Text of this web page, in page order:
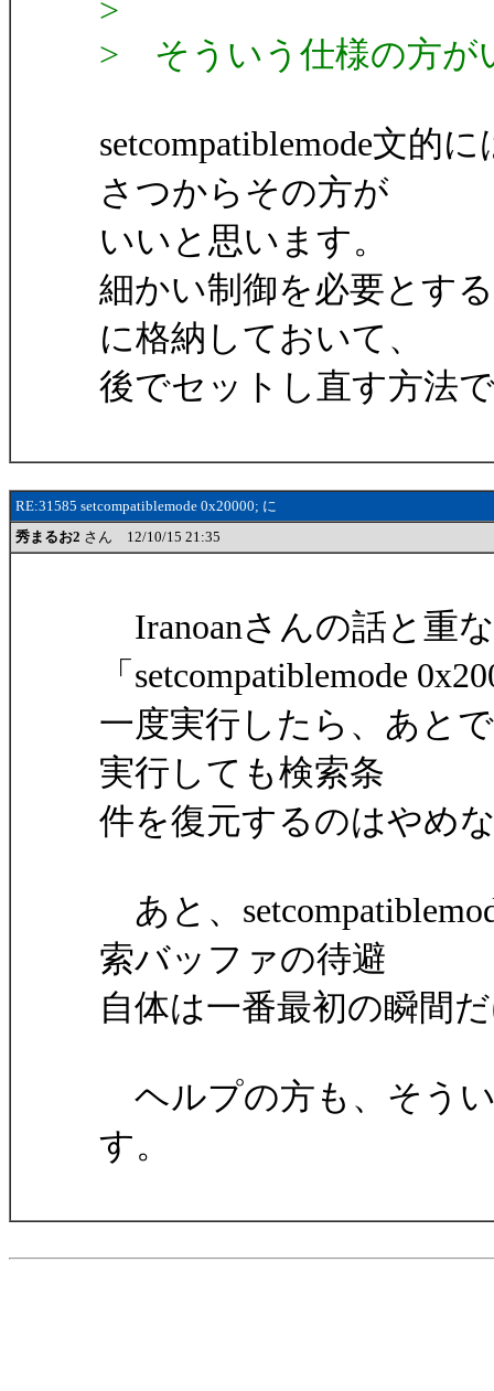
>
> そういう仕様の方が
setcompatiblemode文的
さつからその方が
いいと思います。
細かい制御を必要とす
に格納しておいて、
後でセットし直す方法
RE:31585 setcompatiblemode 0x20000; に
秀まるお2 さん 12/10/15 21:35
Iranoanさんの話と重
「setcompatiblemode
一度実行したら、あとで
実行しても検索条
件を復元するのはやめ
あと、
索バッファの待避
自体は一番最初の瞬間
ヘルプの方も、そう
す。